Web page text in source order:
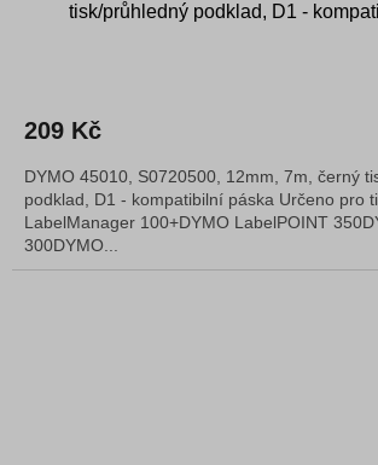
tisk/průhledný podklad, D1 -
209 Kč
DYMO 45010, S0720500, 12mm, 7m, černý
podklad, D1 - kompatibilní páska Určeno pro
LabelManager 100+DYMO LabelPOINT
300DYMO...